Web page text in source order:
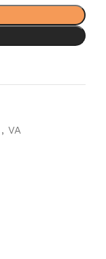
, VA